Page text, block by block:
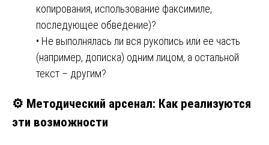
копирования, использование факсимиле,
последующее обведение)?
• Не выполнялась ли вся рукопись или ее часть
(например, дописка) одним лицом, а остальной
текст – другим?
⚙️ Методический арсенал: Как реализуются
эти возможности